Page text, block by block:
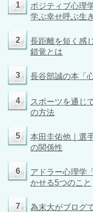
1
ポジティブ心理
学ぶ幸せ呼ぶ生
2
長距離を短く感
錯覚とは
3 長谷部誠の本「
4
スポーツを通じ
の方法
5
本田圭佑他｜選
の関係性
6
アドラー心理学
かせる5つのこと
7 為末大がブログ